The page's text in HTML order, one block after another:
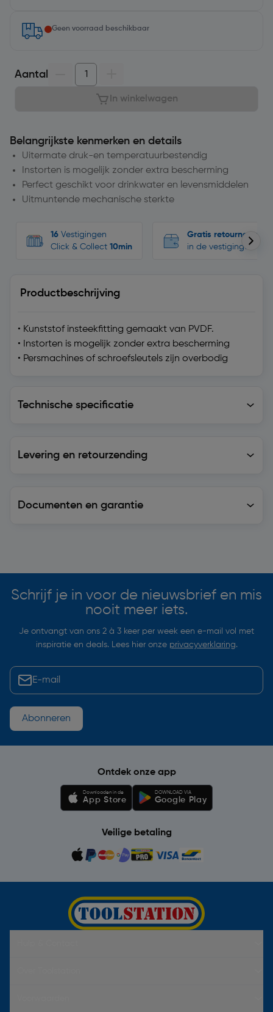
Geen voorraad beschikbaar
Aantal
In winkelwagen
Belangrijkste kenmerken en details
Uitermate druk-en temperatuurbestendig
Instorten is mogelijk zonder extra bescherming
Perfect geschikt voor drinkwater en levensmiddelen
Uitmuntende mechanische sterkte
16 Vestigingen
Click & Collect 10min
Gratis retourneren
in de vestigingen
Productbeschrijving
• Kunststof insteekfitting gemaakt van PVDF.
• Instorten is mogelijk zonder extra bescherming
• Persmachines of schroefsleutels zijn overbodig
Technische specificatie
Levering en retourzending
Documenten en garantie
Schrijf je in voor de nieuwsbrief en mis
nooit meer iets.
Je ontvangt van ons 2 à 3 keer per week een e-mail vol met
inspiratie en deals. Lees hier onze privacyverklaring.
Abonneren
Ontdek onze app
Downloaden in de
App Store
DOWNLOAD VIA
Google Play
Veilige betaling